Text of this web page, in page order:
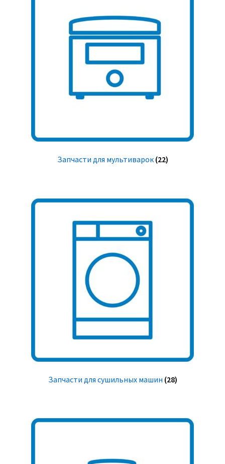
Запчасти для мультиварок (22)
Запчасти для сушильных машин (28)